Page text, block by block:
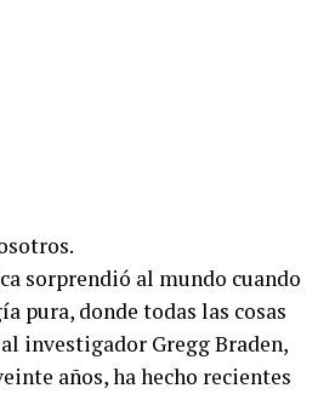
sorprendió al mundo cuando
pura, donde todas las cosas
investigador Gregg Braden,
años, ha hecho recientes